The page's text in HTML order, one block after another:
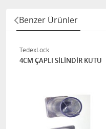
Benzer Ürünler
TedexLock
4CM ÇAPLI SİLİNDİR KUTU